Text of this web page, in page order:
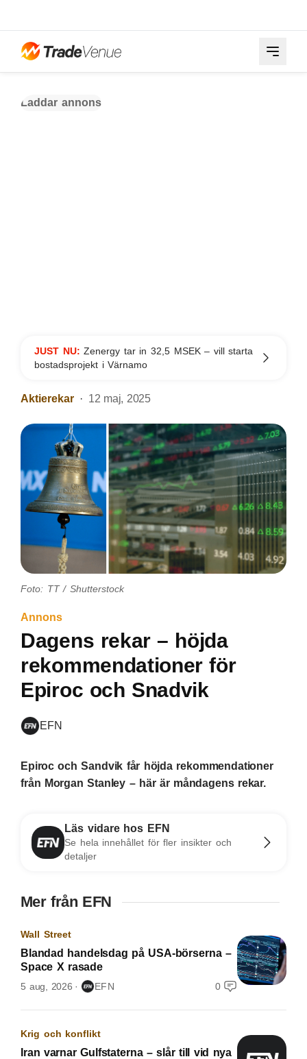
Laddar annons
JUST NU:Zenergy tar in 32,5 MSEK – vill starta
bostadsprojekt i Värnamo
Aktierekar 12 maj, 2025
Foto: TT / Shutterstock
Annons
Dagens rekar – höjda
rekommendationer för
Epiroc och Snadvik
EFN
Epiroc och Sandvik får höjda rekommendationer
från Morgan Stanley – här är måndagens rekar.
Läs vidare hos EFN
Se hela innehållet för fler insikter och
detaljer
Mer från EFN
Wall Street
Blandad handelsdag på USA-börserna –
Space X rasade
5 aug, 2026 EFN 0
Krig och konflikt
Iran varnar Gulfstaterna – slår till vid nya